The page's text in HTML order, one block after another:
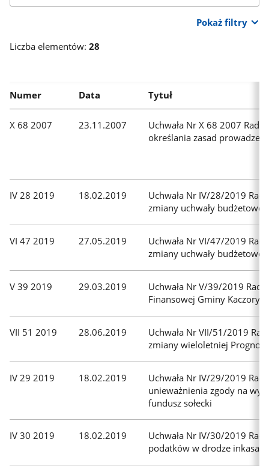
aby
wyszukiwania
się
z
dodatkowych
przycisk
a
następnie
filtry
i
tabulatorem
przejdź
Pokaż filtry
Liczba elementów: 28
Numer Data Tytuł
X 68 2007 23.11.2007
Uchwała Nr X 68 2007
określania zasad
IV 28 2019 18.02.2019
Uchwała Nr IV/28/2019
zmiany uchwały
VI 47 2019 27.05.2019
Uchwała Nr VI/47/2019
zmiany uchwały
V 39 2019 29.03.2019
Uchwała Nr V/39/2019
Finansowej Gminy Kaczory
VII 51 2019 28.06.2019
Uchwała Nr VII/51/2019
zmiany wieloletniej
IV 29 2019 18.02.2019
Uchwała Nr IV/29/2019
unieważnienia zgody na
fundusz sołecki
IV 30 2019 18.02.2019
Uchwała Nr IV/30/2019
podatków w drodze inkasa,